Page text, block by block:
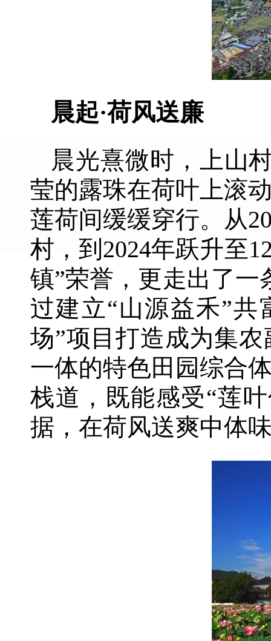
晨起·荷风送廉
晨光熹微时，上山
莹的露珠在荷叶上滚
莲荷间缓缓穿行。从
村，到2024年跃升至
镇”荣誉，更走出了一
过建立“山源益禾”
场”项目打造成为集
一体的特色田园综合
栈道，既能感受“莲
据，在荷风送爽中体